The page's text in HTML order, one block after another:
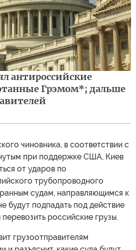
антироссийские
Грэмом*; дальше
чиновника, в соответствии с
при поддержке США, Киев
от ударов по
трубопроводного
судам, направляющимся к
будут подпадать под действие
российские грузы.
грузоотправителям